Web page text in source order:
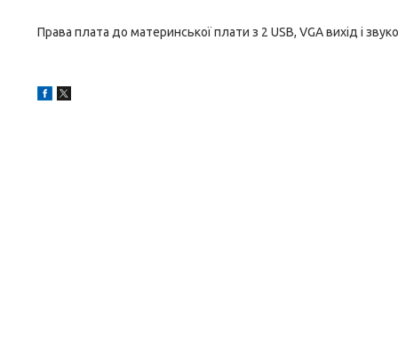
Права плата до материнської плати з 2 USB, VGA вихід і